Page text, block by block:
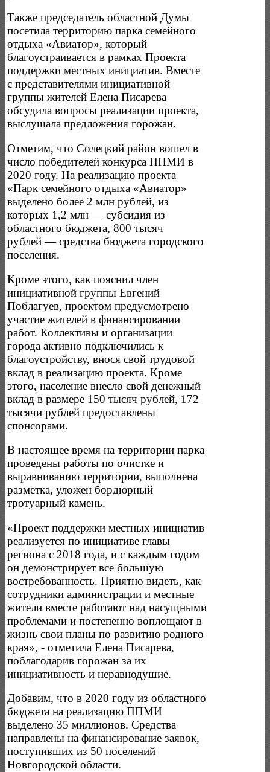
Также председатель областной Думы
посетила территорию парка семейного
отдыха «Авиатор», который
благоустраивается в рамках Проекта
поддержки местных инициатив. Вместе
с представителями инициативной
группы жителей Елена Писарева
обсудила вопросы реализации проекта,
выслушала предложения горожан.
Отметим, что Cолецкий район вошел в
число победителей конкурса ППМИ в
2020 году. На реализацию проекта
«Парк семейного отдыха «Авиатор»
выделено более 2 млн рублей, из
которых 1,2 млн — субсидия из
областного бюджета, 800 тысяч
рублей — средства бюджета городского
поселения.
Кроме этого, как пояснил член
инициативной группы Евгений
Поблагуев, проектом предусмотрено
участие жителей в финансировании
работ. Коллективы и организации
города активно подключились к
благоустройству, внося свой трудовой
вклад в реализацию проекта. Кроме
этого, население внесло свой денежный
вклад в размере 150 тысяч рублей, 172
тысячи рублей предоставлены
спонсорами.
В настоящее время на территории парка
проведены работы по очистке и
выравниванию территории, выполнена
разметка, уложен бордюрный
тротуарный камень.
«Проект поддержки местных инициатив
реализуется по инициативе главы
региона с 2018 года, и с каждым годом
он демонстрирует все большую
востребованность. Приятно видеть, как
сотрудники администрации и местные
жители вместе работают над насущными
проблемами и постепенно воплощают в
жизнь свои планы по развитию родного
края», - отметила Елена Писарева,
поблагодарив горожан за их
инициативность и неравнодушие.
Добавим, что в 2020 году из областного
бюджета на реализацию ППМИ
выделено 35 миллионов. Средства
направлены на финансирование заявок,
поступивших из 50 поселений
Новгородской области.